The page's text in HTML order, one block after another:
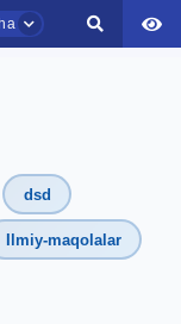
dsd
Ilmiy-maqolalar